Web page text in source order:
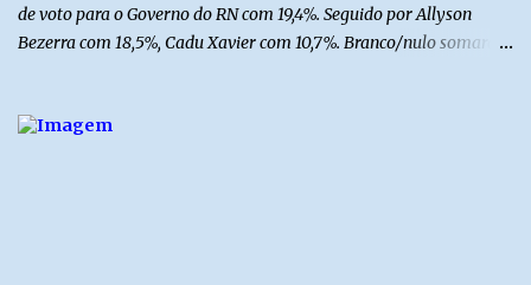
de voto para o Governo do RN com 19,4%. Seguido por Allyson
Bezerra com 18,5%, Cadu Xavier com 10,7%. Branco/nulo somaram
do Norte entre os dias 18 e 22 de junho de 2026. O levantamento